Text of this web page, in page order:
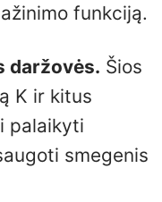
funkciją.
daržovės. Šios
K ir kitus
palaikyti
smegenis